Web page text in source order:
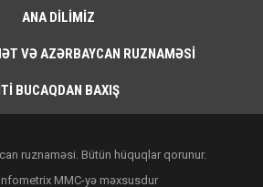
ANA DILIMIZ
VƏ AZƏRBAYCAN RUZNAMƏSI
BUCAQDAN BAXIŞ
ruznaməsi. Bütün hüquqlar qorunur.
MMC-yə məxsusdur